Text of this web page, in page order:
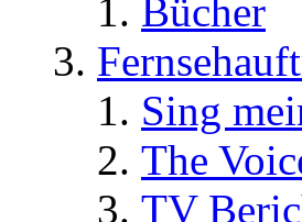
Bücher
Sing
The
TV